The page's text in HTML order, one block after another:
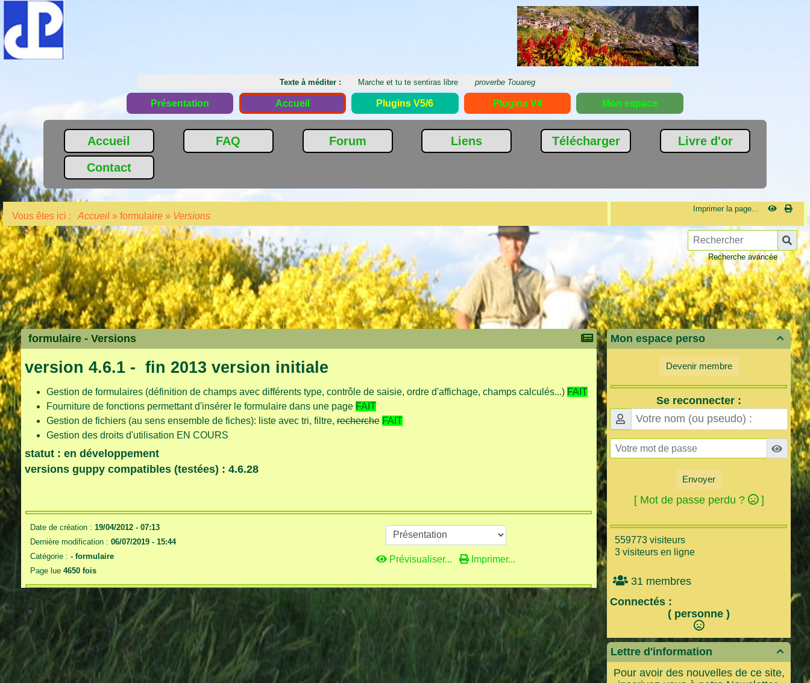
Texte à méditer : Marche et tu te sentiras libre proverbe Touareg
Présentation Accueil Plugins V5/6 Plugins V4 Mon espace
Accueil FAQ Forum Liens Télécharger
Livre d'or
Contact
Vous êtes ici : Accueil » formulaire » Versions
Imprimer la page...
Recherche avancée
formulaire - Versions
version 4.6.1 - fin 2013 version initiale
Gestion de formulaires (définition de champs avec différents type, contrôle de saisie, ordre d'affichage, champs calculés...) FAIT
Fourniture de fonctions permettant d'insérer le formulaire dans une page FAIT
Gestion de fichiers (au sens ensemble de fiches): liste avec tri, filtre,recherche FAIT
Gestion des droits d'utilisation EN COURS
statut : en développement
versions guppy compatibles (testées) : 4.6.28
Date de création : 19/04/2012 - 07:13
Dernière modification : 06/07/2019 - 15:44
Catégorie : - formulaire
Page lue 4650 fois
Prévisualiser... Imprimer...

Mon espace perso
Devenir membre
Se reconnecter :
Envoyer
[ Mot de passe perdu ? ]
559773 visiteurs
3 visiteurs en ligne
31 membres
Connectés :
( personne )

Lettre d'information
Pour avoir des nouvelles de ce site,